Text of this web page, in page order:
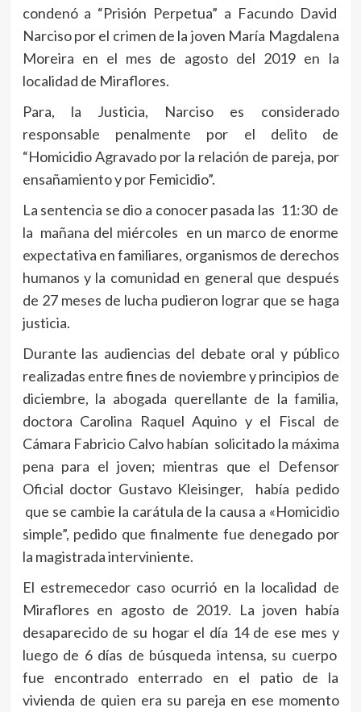
condenó a “Prisión Perpetua” a Facundo David
Narciso por el crimen de la joven María Magdalena
Moreira en el mes de agosto del 2019 en la
localidad de Miraflores.
Para, la Justicia, Narciso es considerado
responsable penalmente por el delito de
“Homicidio Agravado por la relación de pareja, por
ensañamiento y por Femicidio”.
La sentencia se dio a conocer pasada las 11:30 de
la mañana del miércoles en un marco de enorme
expectativa en familiares, organismos de derechos
humanos y la comunidad en general que después
de 27 meses de lucha pudieron lograr que se haga
justicia.
Durante las audiencias del debate oral y público
realizadas entre fines de noviembre y principios de
diciembre, la abogada querellante de la familia,
doctora Carolina Raquel Aquino y el Fiscal de
Cámara Fabricio Calvo habían solicitado la máxima
pena para el joven; mientras que el Defensor
Oficial doctor Gustavo Kleisinger, había pedido
que se cambie la carátula de la causa a «Homicidio
simple”, pedido que finalmente fue denegado por
la magistrada interviniente.
El estremecedor caso ocurrió en la localidad de
Miraflores en agosto de 2019. La joven había
desaparecido de su hogar el día 14 de ese mes y
luego de 6 días de búsqueda intensa, su cuerpo
fue encontrado enterrado en el patio de la
vivienda de quien era su pareja en ese momento